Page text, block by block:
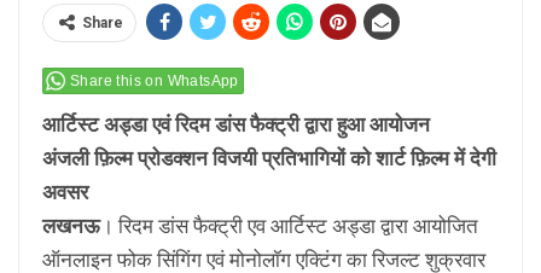
Share
Share this on WhatsApp
आर्टिस्ट अड्डा एवं रिदम डांस फैक्ट्री द्वारा हुआ आयोजन
अंजली फ़िल्म प्रोडक्शन विजयी प्रतिभागियों को शार्ट फ़िल्म में देगी
अवसर
लखनऊ। रिदम डांस फैक्ट्री एव आर्टिस्ट अड्डा द्वारा आयोजित
ऑनलाइन फोक सिंगिंग एवं मोनोलॉग एक्टिंग का रिजल्ट शुक्रवार